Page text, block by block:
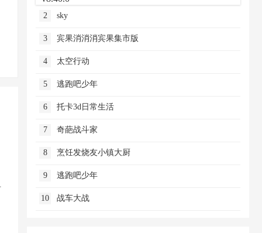
2 sky
3 宾果消消消宾果集市版
4 太空行动
5 逃跑吧少年
6 托卡3d日常生活
7 奇葩战斗家
8 烹饪发烧友小镇大厨
9 逃跑吧少年
10 战车大战